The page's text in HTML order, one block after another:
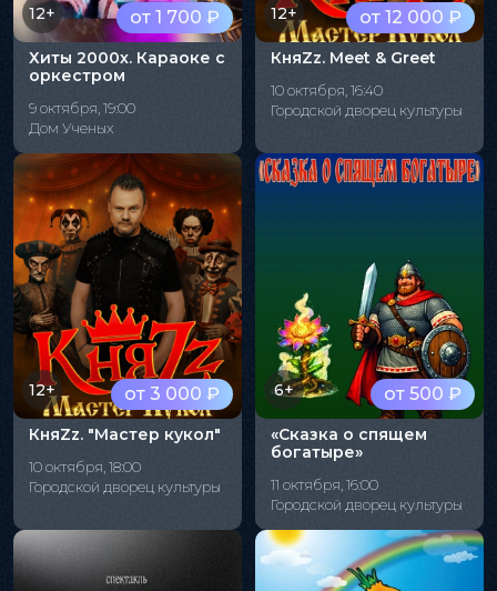
от 1 700 ₽
12+
Хиты 2000х. Караоке с
оркестром
9 октября, 19:00
Дом Ученых
от 12 000 ₽
12+
КняZz. Meet & Greet
10 октября, 16:40
Городской дворец культуры
от 3 000 ₽
12+
КняZz. "Мастер кукол"
10 октября, 18:00
Городской дворец культуры
от 500 ₽
6+
«Сказка о спящем
богатыре»
11 октября, 16:00
Городской дворец культуры